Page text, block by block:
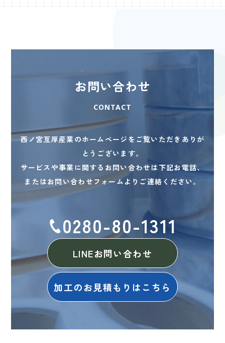
お問い合わせ
CONTACT
西ノ宮互厚産業のホームページをご覧いただきありが
とうございます。
サービスや事業に関するお問い合わせは下記お電話、
またはお問い合わせフォームよりご連絡ください。
0280-80-1311
LINEお問い合わせ
加工のお見積もりはこちら